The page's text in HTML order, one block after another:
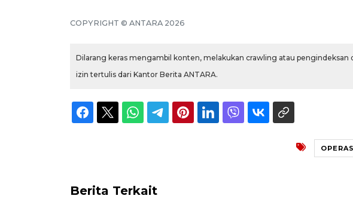
COPYRIGHT © ANTARA 2026
Dilarang keras mengambil konten, melakukan crawling atau pengindeksan
izin tertulis dari Kantor Berita ANTARA.
Berita Terkait